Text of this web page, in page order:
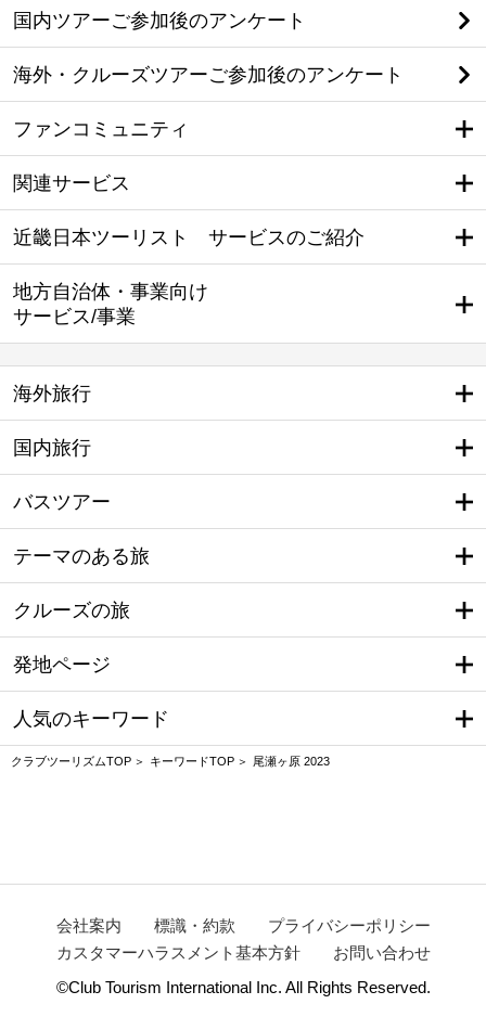
国内ツアーご参加後のアンケート
海外・クルーズツアーご参加後のアンケート
ファンコミュニティ
関連サービス
近畿日本ツーリスト サービスのご紹介
地方自治体・事業向け
サービス/事業
海外旅行
国内旅行
バスツアー
テーマのある旅
クルーズの旅
発地ページ
人気のキーワード
クラブツーリズムTOP キーワードTOP 尾瀬ヶ原 2023
会社案内 標識・約款
プライバシーポリシー
カスタマーハラスメント基本方針
お問い合わせ
©Club Tourism International Inc. All Rights Reserved.